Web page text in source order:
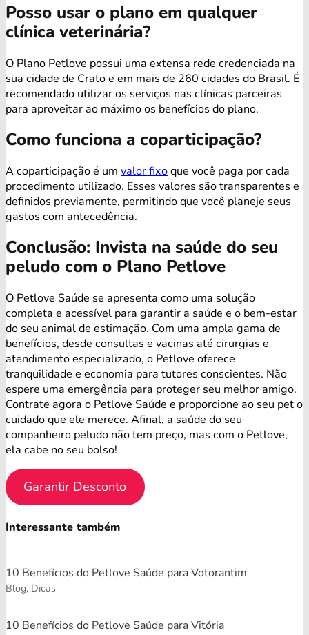
Posso usar o plano em qualquer
clínica veterinária?
O Plano Petlove possui uma extensa rede credenciada na
sua cidade de Crato e em mais de 260 cidades do Brasil. É
recomendado utilizar os serviços nas clínicas parceiras
para aproveitar ao máximo os benefícios do plano.
Como funciona a coparticipação?
A coparticipação é um valor fixoque você paga por cada
procedimento utilizado. Esses valores são transparentes e
definidos previamente, permitindo que você planeje seus
gastos com antecedência.
Conclusão: Invista na saúde do seu
peludo com o Plano Petlove
O Petlove Saúde se apresenta como uma solução
completa e acessível para garantir a saúde e o bem-estar
do seu animal de estimação. Com uma ampla gama de
benefícios, desde consultas e vacinas até cirurgias e
atendimento especializado, o Petlove oferece
tranquilidade e economia para tutores conscientes. Não
espere uma emergência para proteger seu melhor amigo.
Contrate agora o Petlove Saúde e proporcione ao seu pet o
cuidado que ele merece. Afinal, a saúde do seu
companheiro peludo não tem preço, mas com o Petlove,
ela cabe no seu bolso!
Garantir Desconto
Interessante também
10 Benefícios do Petlove Saúde para Votorantim
Blog, Dicas
10 Benefícios do Petlove Saúde para Vitória